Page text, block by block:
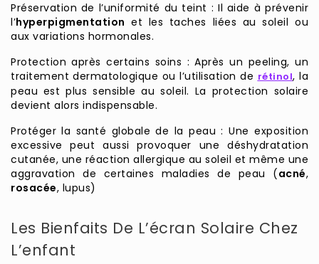
Préservation de l’uniformité du teint : Il aide à prévenir
l’hyperpigmentation et les taches liées au soleil ou
aux variations hormonales.
Protection après certains soins : Après un peeling, un
traitement dermatologique ou l’utilisation de rétinol, la
peau est plus sensible au soleil. La protection solaire
devient alors indispensable.
Protéger la santé globale de la peau : Une exposition
excessive peut aussi provoquer une déshydratation
cutanée, une réaction allergique au soleil et même une
aggravation de certaines maladies de peau (acné,
rosacée, lupus)
Les Bienfaits De L’écran Solaire Chez
L’enfant